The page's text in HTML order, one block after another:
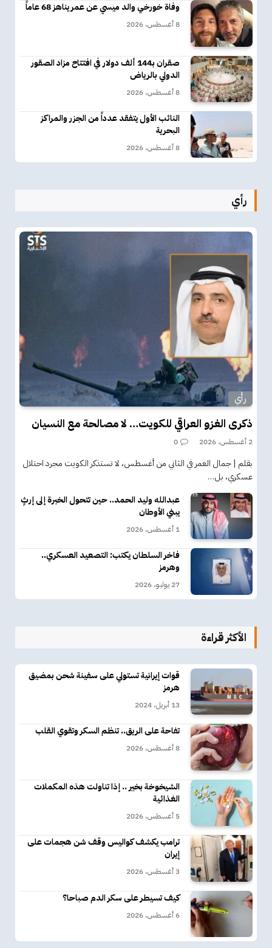
وفاة خورخي والد ميسي عن عمر يناهز 68 عاماً
8 أغسطس، 2026
صقران بـ144 ألف دولار في افتتاح مزاد الصقور
الدولي بالرياض
8 أغسطس، 2026
النائب الأول يتفقد عدداً من الجزر والمراكز
البحرية
8 أغسطس، 2026
رأي
رأي
ذكرى الغزو العراقي للكويت… لا مصالحة مع النسيان
2 أغسطس، 2026 0
بقلم | جمال العمر في الثاني من أغسطس، لا تستذكر الكويت مجرد احتلال
عسكري، بل…
عبدالله وليد الحمد.. حين تتحول الخبرة إلى إرثٍ
يبني الأوطان
1 أغسطس، 2026
فاخر السلطان يكتب: التصعيد العسكري..
وهرمز
27 يوليو، 2026
الأكثر قراءة
قوات إيرانية تستولي على سفينة شحن بمضيق
هرمز
13 أبريل، 2024
تفاحة على الريق.. تنظم السكر وتقوي القلب
8 أغسطس، 2026
الشيخوخة بخير .. إذا تناولت هذه المكملات
الغذائية
5 أغسطس، 2026
ترامب يكشف كواليس وقف شن هجمات على
إيران
3 أغسطس، 2026
كيف تسيطر على سكر الدم صباحا؟
6 أغسطس، 2026